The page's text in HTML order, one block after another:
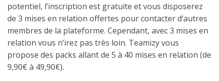
potentiel, l’inscription est gratuite et vous disposerez
de 3 mises en relation offertes pour contacter d’autres
membres de la plateforme. Cependant, avec 3 mises en
relation vous n’irez pas très loin. Teamizy vous
propose des packs allant de 5 à 40 mises en relation (de
9,90€ à 49,90€).